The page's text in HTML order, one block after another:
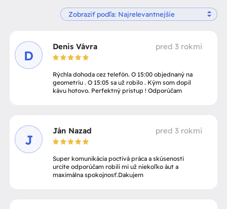
D
Denis Vávra pred 3 rokmi
Rýchla dohoda cez telefón. O 15:00 objednaný na
geometriu . O 15:05 sa už robilo . Kým som dopil
kávu hotovo. Perfektný pristup ! Odporúčam
J
Ján Nazad pred 3 rokmi
Super komunikácia poctivá práca a skúsenosti
urcite odporúčam robili mi už niekoľko áut a
maximálna spokojnosť.Dakujem